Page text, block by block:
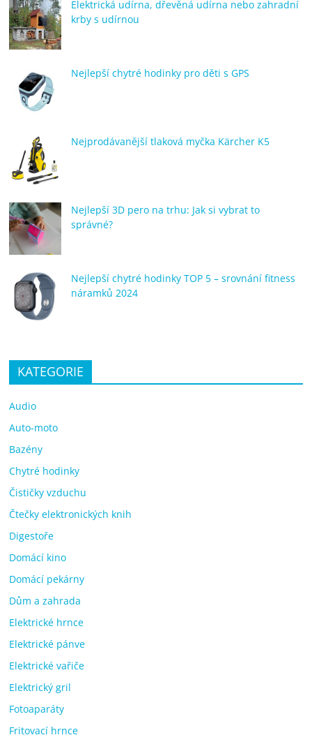
Elektrická udírna, dřevěná udírna nebo zahradní
krby s udírnou
Nejlepší chytré hodinky pro děti s GPS
Nejprodávanější tlaková myčka Kärcher K5
Nejlepší 3D pero na trhu: Jak si vybrat to
správné?
Nejlepší chytré hodinky TOP 5 – srovnání fitness
náramků 2024
KATEGORIE
Audio
Auto-moto
Bazény
Chytré hodinky
Čističky vzduchu
Čtečky elektronických knih
Digestoře
Domácí kino
Domácí pekárny
Dům a zahrada
Elektrické hrnce
Elektrické pánve
Elektrické vařiče
Elektrický gril
Fotoaparáty
Fritovací hrnce